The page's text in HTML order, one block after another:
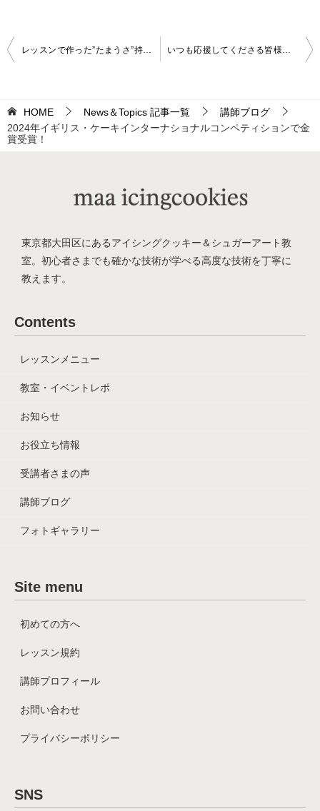
投
ビ
ゲ
レッスンで作った”たまうさ”持って帰れた？ いつも応援してくださる皆様へ 2025年レッスンについて
HOME News＆Topics 記事一覧
講師ブログ
2024年イギリス・ケーキインターナショナルコンペティションで金
賞受賞！
東京都大田区にあるアイシングクッキー＆シュガーアート教
室。 初心者さまでも確かな技術が学べる高度な技術を丁寧に
教えます。
Contents
レッスンメニュー
教室・イベントレポ
お知らせ
お役立ち情報
受講者さまの声
講師ブログ
フォトギャラリー
Site menu
初めての方へ
レッスン規約
講師プロフィール
お問い合わせ
プライバシーポリシー
SNS